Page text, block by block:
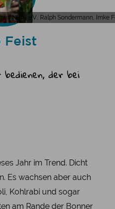
NRW e.V., Ralph Sondermann,
Feist
der bei
Jahr im Trend. Dicht
Es wachsen aber auch
Kohlrabi und sogar
am Rande der Bonner